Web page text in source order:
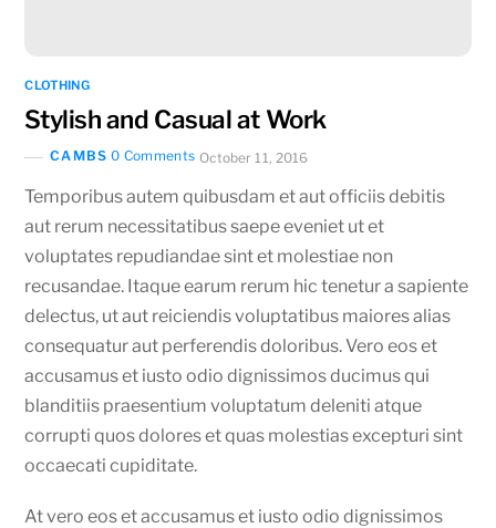
CLOTHING
Stylish and Casual at Work
CAMBS 0 Comments October 11, 2016
Temporibus autem quibusdam et aut officiis debitis
aut rerum necessitatibus saepe eveniet ut et
voluptates repudiandae sint et molestiae non
recusandae. Itaque earum rerum hic tenetur a sapiente
delectus, ut aut reiciendis voluptatibus maiores alias
consequatur aut perferendis doloribus. Vero eos et
accusamus et iusto odio dignissimos ducimus qui
blanditiis praesentium voluptatum deleniti atque
corrupti quos dolores et quas molestias excepturi sint
occaecati cupiditate.
At vero eos et accusamus et iusto odio dignissimos